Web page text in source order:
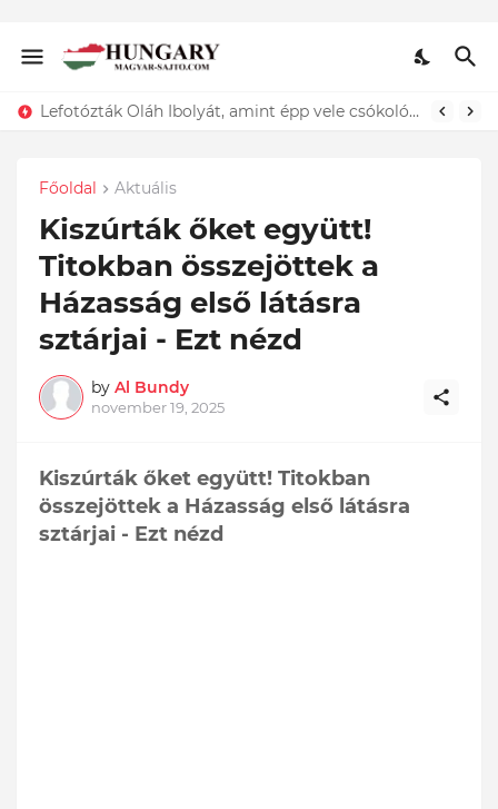
Lefotózták Oláh Ibolyát, amint épp vele csókolózik - EZT nem hiszed el, kinek a karjában kötött ki...ÍME
Főoldal Aktuális
Kiszúrták őket együtt!
Titokban összejöttek a
Házasság első látásra
sztárjai - Ezt nézd
by Al Bundy
november 19, 2025
Kiszúrták őket együtt! Titokban
összejöttek a Házasság első látásra
sztárjai - Ezt nézd